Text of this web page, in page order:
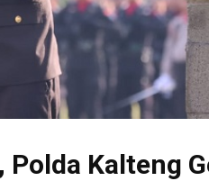
Kalteng